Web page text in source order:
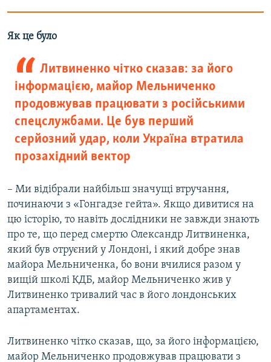
Як це було
Литвиненко чітко сказав: за його
інформацією, майор Мельниченко
продовжував працювати з російськими
спецслужбами. Це був перший
серйозний удар, коли Україна втратила
прозахідний вектор
– Ми відібрали найбільш значущі втручання,
починаючи з «Гонгадзе гейта». Якщо дивитися на
цю історію, то навіть дослідники не завжди знають
про те, що перед смертю Олександр Литвиненка,
який був отруєний у Лондоні, і який добре знав
майора Мельниченка, бо вони вчилися разом у
вищій школі КДБ, майор Мельниченко жив у
Литвиненко тривалий час в його лондонських
апартаментах.
Литвиненко чітко сказав, що, за його інформацією,
майор Мельниченко продовжував працювати з